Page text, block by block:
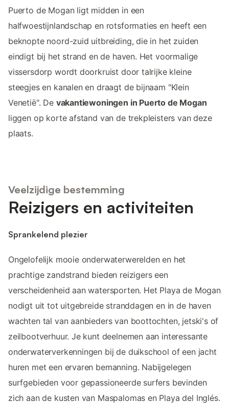
Puerto de Mogan ligt midden in een
halfwoestijnlandschap en rotsformaties en heeft een
beknopte noord-zuid uitbreiding, die in het zuiden
eindigt bij het strand en de haven. Het voormalige
vissersdorp wordt doorkruist door talrijke kleine
steegjes en kanalen en draagt de bijnaam "Klein
Venetië". De vakantiewoningen in Puerto de Mogan
liggen op korte afstand van de trekpleisters van deze
plaats.
Veelzijdige bestemming
Reizigers en activiteiten
Sprankelend plezier
Ongelofelijk mooie onderwaterwerelden en het
prachtige zandstrand bieden reizigers een
verscheidenheid aan watersporten. Het Playa de Mogan
nodigt uit tot uitgebreide stranddagen en in de haven
wachten tal van aanbieders van boottochten, jetski's of
zeilbootverhuur. Je kunt deelnemen aan interessante
onderwaterverkenningen bij de duikschool of een jacht
huren met een ervaren bemanning. Nabijgelegen
surfgebieden voor gepassioneerde surfers bevinden
zich aan de kusten van Maspalomas en Playa del Inglés.